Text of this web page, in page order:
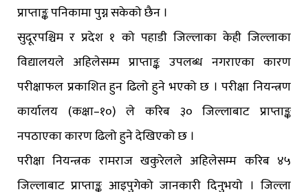
प्राप्ताङ्क पनिकामा पुग्न सकेको छैन ।
सुदूरपश्चिम र प्रदेश १ को पहाडी जिल्लाका केही जिल्लाका
विद्यालयले अहिलेसम्म प्राप्ताङ्क उपलब्ध नगराएका कारण
परीक्षाफल प्रकाशित हुन ढिलो हुने भएको छ । परीक्षा नियन्त्रण
कार्यालय (कक्षा–१०) ले करिब ३० जिल्लाबाट प्राप्ताङ्क
नपठाएका कारण ढिलो हुने देखिएको छ ।
परीक्षा नियन्त्रक रामराज खकुरेलले अहिलेसम्म करिब ४५
जिल्लाबाट प्राप्ताङ्क आइपुगेको जानकारी दिनुभयो । जिल्ला